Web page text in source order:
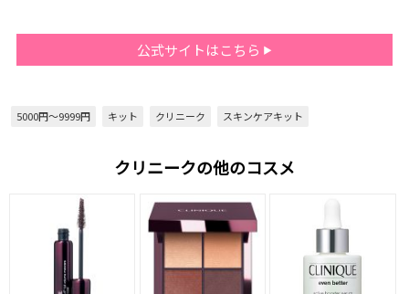
公式サイトはこちら
5000円～9999円 キット クリニーク スキンケアキット
クリニークの他のコスメ